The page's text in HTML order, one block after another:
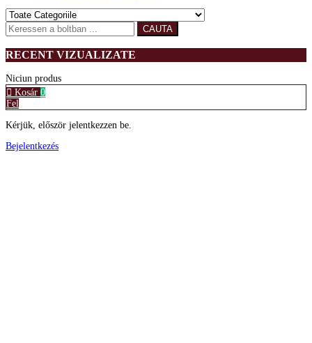
CAUTA
RECENT VIZUALIZATE
Niciun produs
Kosár 0
Fel
Kérjük, először jelentkezzen be.
Bejelentkezés